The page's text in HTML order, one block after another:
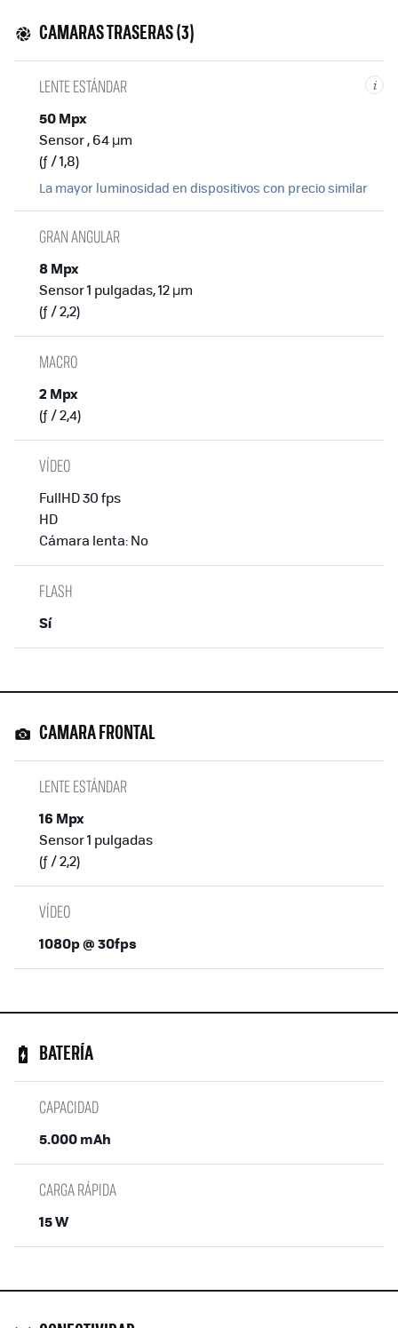
CAMARAS TRASERAS (3)
i
LENTE ESTÁNDAR
50 Mpx
Sensor , 64 µm
(ƒ / 1,8)
La mayor luminosidad en dispositivos con precio similar
GRAN ANGULAR
8 Mpx
Sensor 1 pulgadas, 12 µm
(ƒ / 2,2)
MACRO
2 Mpx
(ƒ / 2,4)
VÍDEO
FullHD 30 fps
HD
Cámara lenta: No
FLASH
Sí
CAMARA FRONTAL
LENTE ESTÁNDAR
16 Mpx
Sensor 1 pulgadas
(ƒ / 2,2)
VÍDEO
1080p @ 30fps
BATERÍA
CAPACIDAD
5.000 mAh
CARGA RÁPIDA
15 W